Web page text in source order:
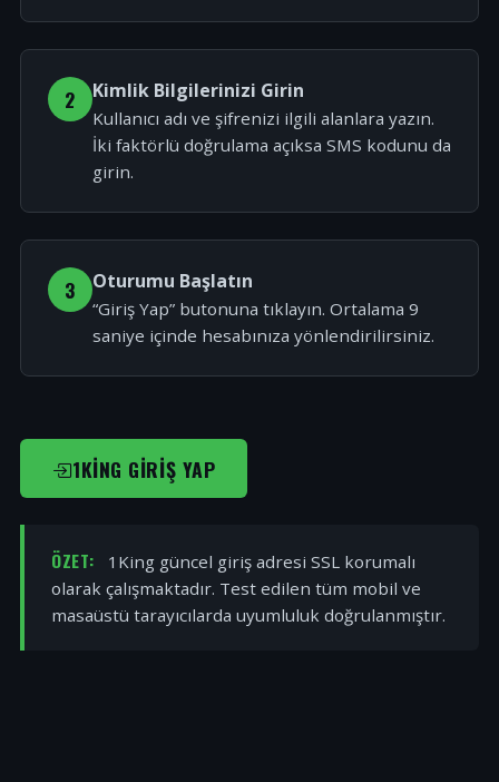
2 Kimlik Bilgilerinizi Girin
Kullanıcı adı ve şifrenizi ilgili alanlara yazın.
İki faktörlü doğrulama açıksa SMS kodunu da
girin.
3 Oturumu Başlatın
“Giriş Yap” butonuna tıklayın. Ortalama 9
saniye içinde hesabınıza yönlendirilirsiniz.
1KING GIRIŞ YAP
ÖZET:
1King güncel giriş adresi SSL korumalı
olarak çalışmaktadır. Test edilen tüm mobil ve
masaüstü tarayıcılarda uyumluluk doğrulanmıştır.